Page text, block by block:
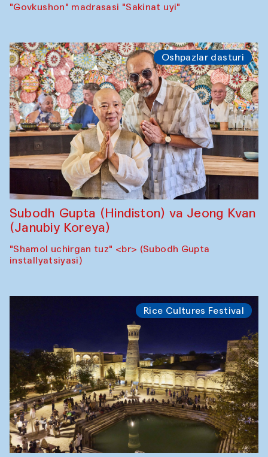
"Govkushon" madrasasi "Sakinat uyi"
Oshpazlar dasturi
Subodh Gupta (Hindiston) va Jeong Kvan
(Janubiy Koreya)
"Shamol uchirgan tuz" <br> (Subodh Gupta
installyatsiyasi)
Rice Cultures Festival